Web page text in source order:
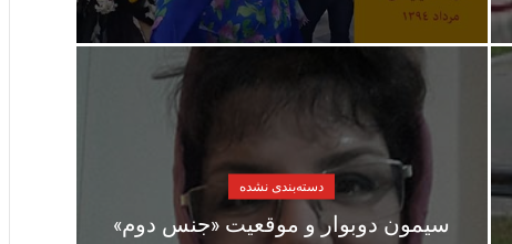
دسته‌بندی نشده
سیمون دوبوار و موقعیت «جنس دوم»